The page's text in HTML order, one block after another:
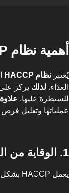
أهمية نظام HACCP في سلامة الغذاء
يُعتبر نظام HACCP
الغذاء. لذلك يركز
للسيطرة عليها.
عملياتها وتقليل فرص
1. الوقاية من المخاطر الغذائية
يعمل HACCP بشكل وقائي من خلال تحليل جميع المراحل التي يمر بها الغذاء.